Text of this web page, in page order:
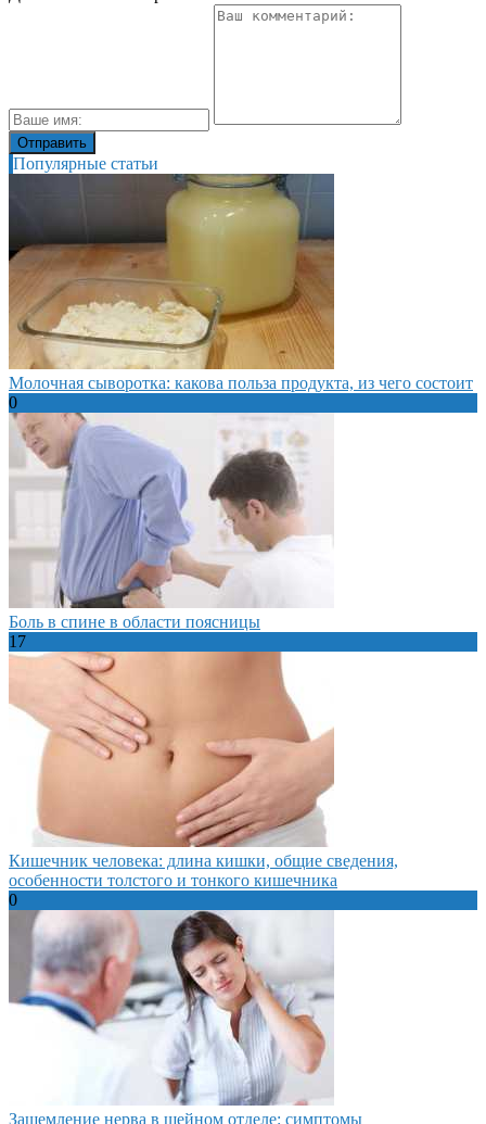
Популярные статьи
Молочная сыворотка: какова польза продукта, из чего состоит
0
Боль в спине в области поясницы
17
Кишечник человека: длина кишки, общие сведения,
особенности толстого и тонкого кишечника
0
Защемление нерва в шейном отделе: симптомы